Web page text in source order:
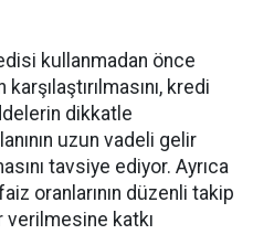
kullanmadan önce
kredi
dikkatle
uzun vadeli gelir
tavsiye ediyor. Ayrıca
oranlarının düzenli takip
verilmesine katkı